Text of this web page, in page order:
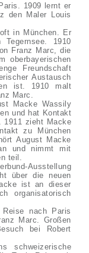
1909 lernt er
den Maler Louis
in München. Er
1910
Franz Marc, die
oberbayerischen
Freundschaft
Austausch
ist. 1910 malt
Marc.
Macke Wassily
und hat Kontakt
1911 zieht Macke
zu München
August Macke
und nimmt mit
teil.
Ausstellung
über die neuen
ist an dieser
organisatorisch
nach Paris
Marc. Großen
bei Robert
schweizerische